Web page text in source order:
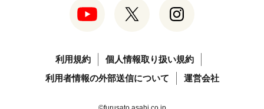
利用規約
個人情報取り扱い規約
利用者情報の外部送信について
運営会社